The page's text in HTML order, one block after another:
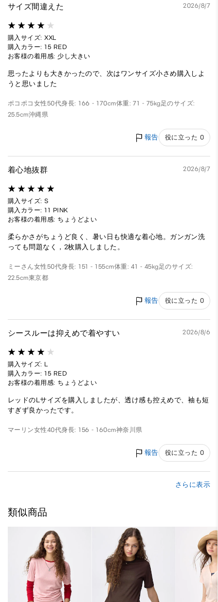
サイズ間違えた 2026/8/7
購入サイズ: XXL
購入カラー: 15 RED
お客様の着用感: 少し大きい
思ったよりも大きかったので、次はワンサイズ小さめ購入しよ
うと思いました
ポコポコ 女性50代身長: 166 - 170cm体重: 71 - 75kg 足のサイズ:
25.5cm沖縄県
報告 役に立った 0
着心地抜群 2026/8/7
購入サイズ: S
購入カラー: 11 PINK
お客様の着用感: ちょうどよい
柔らかさがちょうど良く、暑い日も快適な着心地。ガンガン洗
っても問題なく，2枚購入しました。
ミーさん女性50代身長: 151 - 155cm体重: 41 - 45kg 足のサイズ:
22.5cm東京都
報告 役に立った 0
シースルーは抑えめで着やすい 2026/8/6
購入サイズ: L
購入カラー: 15 RED
お客様の着用感: ちょうどよい
レッドのLサイズを購入しましたが、透け感も控えめで、袖も短
すぎず良かったです。
マーリン女性40代身長: 156 - 160cm神奈川県
報告 役に立った 0
さらに表示
類似商品